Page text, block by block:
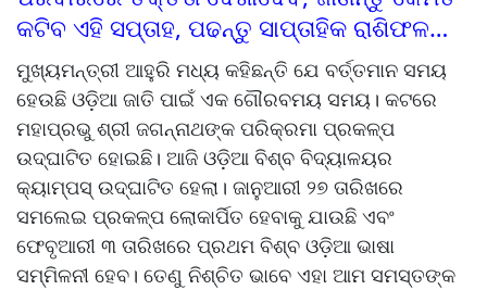
କଟିବ ଏହି ସପ୍ତାହ, ପଢନ୍ତୁ ସାପ୍ତାହିକ ରାଶିଫଳ…
ମୁଖ୍ୟମନ୍ତ୍ରୀ ଆହୁରି ମଧ୍ୟ କହିଛନ୍ତି ଯେ ବର୍ତ୍ତମାନ ସମୟ
ହେଉଛି ଓଡ଼ିଆ ଜାତି ପାଇଁ ଏକ ଗୌରବମୟ ସମୟ। କଟରେ
ମହାପ୍ରଭୁ ଶ୍ରୀ ଜଗନ୍ନାଥଙ୍କ ପରିକ୍ରମା ପ୍ରକଳ୍ପ
ଉଦ୍‌ଘାଟିତ ହୋଇଛି। ଆଜି ଓଡ଼ିଆ ବିଶ୍ବ ବିଦ୍ୟାଳୟର
କ୍ୟାମ୍ପସ୍‌ ଉଦ୍‌ଘାଟିତ ହେଲା। ଜାନୁଆରୀ ୨୭ ତାରିଖରେ
ସମଲେଇ ପ୍ରକଳ୍ପ ଲୋକାର୍ପିତ ହେବାକୁ ଯାଉଛି ଏବଂ
ଫେବୃଆରୀ ୩ ତାରିଖରେ ପ୍ରଥମ ବିଶ୍ବ ଓଡ଼ିଆ ଭାଷା
ସମ୍ମିଳନୀ ହେବ। ତେଣୁ ନିଶ୍ଚିତ ଭାବେ ଏହା ଆମ ସମସ୍ତଙ୍କ